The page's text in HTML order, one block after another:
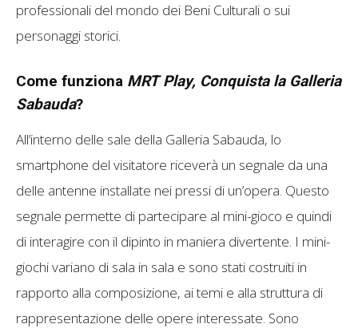
professionali del mondo dei Beni Culturali o sui
personaggi storici.
Come funziona MRT Play, Conquista la Galleria
Sabauda?
All’interno delle sale della Galleria Sabauda, lo
smartphone del visitatore riceverà un segnale da una
delle antenne installate nei pressi di un’opera. Questo
segnale permette di partecipare al mini-gioco e quindi
di interagire con il dipinto in maniera divertente. I mini-
giochi variano di sala in sala e sono stati costruiti in
rapporto alla composizione, ai temi e alla struttura di
rappresentazione delle opere interessate. Sono